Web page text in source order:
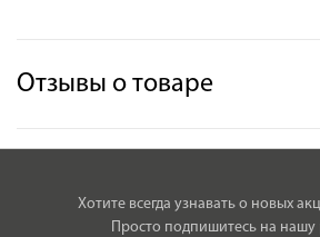
Отзывы о товаре
Хотите всегда узнавать о новых
Просто подпишитесь на нашу